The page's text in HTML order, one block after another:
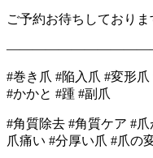
ご予約お待ちしておりま
#巻き爪 #陥入爪 #変形
#かかと #踵 #副爪
#角質除去 #角質ケア #
爪痛い #分厚い爪 #爪の